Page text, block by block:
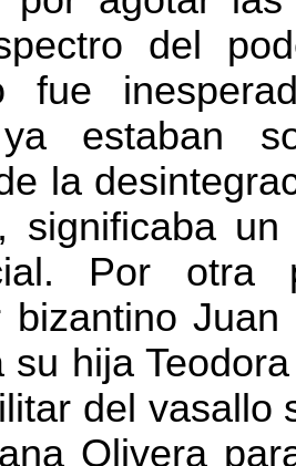
del
fue
ya estaban
la
significaba
Por otra
bizantino Juan
su hija
del vasallo
Olivera